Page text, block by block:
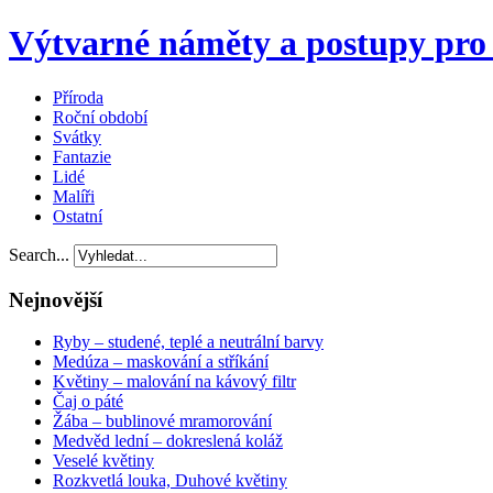
Výtvarné náměty a postupy
Příroda
Roční období
Svátky
Fantazie
Lidé
Malíři
Ostatní
Search...
Nejnovější
Ryby – studené, teplé a neutrální barvy
Medúza – maskování a stříkání
Květiny – malování na kávový filtr
Čaj o páté
Žába – bublinové mramorování
Medvěd lední – dokreslená koláž
Veselé květiny
Rozkvetlá louka, Duhové květiny